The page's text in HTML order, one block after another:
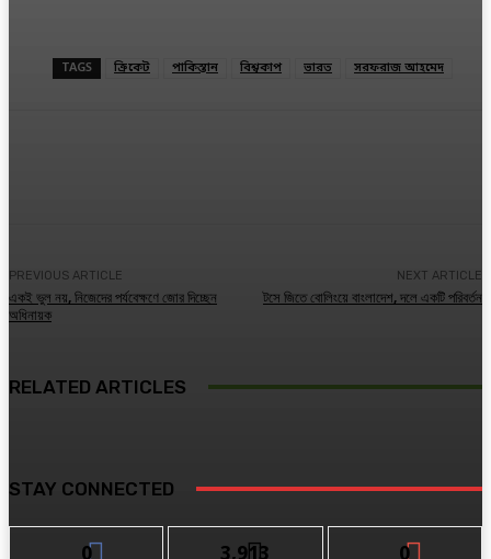
TAGS ক্রিকেট পাকিস্তান বিশ্বকাপ ভারত সরফরাজ আহমেদ
PREVIOUS ARTICLE
একই ভুল নয়, নিজেদের পর্যবেক্ষণে জোর দিচ্ছেন
অধিনায়ক
NEXT ARTICLE
টসে জিতে বোলিংয়ে বাংলাদেশ, দলে একটি পরিবর্তন
RELATED ARTICLES
STAY CONNECTED